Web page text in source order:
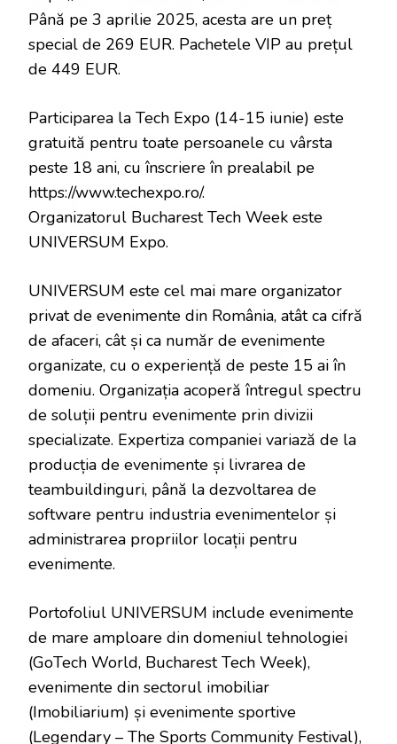
Până pe 3 aprilie 2025, acesta are un preț
special de 269 EUR. Pachetele VIP au prețul
de 449 EUR.
Participarea la Tech Expo (14-15 iunie) este
gratuită pentru toate persoanele cu vârsta
peste 18 ani, cu înscriere în prealabil pe
https://www.techexpo.ro/.
Organizatorul Bucharest Tech Week este
UNIVERSUM Expo.
UNIVERSUM este cel mai mare organizator
privat de evenimente din România, atât ca cifră
de afaceri, cât și ca număr de evenimente
organizate, cu o experiență de peste 15 ai în
domeniu. Organizația acoperă întregul spectru
de soluții pentru evenimente prin divizii
specializate. Expertiza companiei variază de la
producția de evenimente și livrarea de
teambuildinguri, până la dezvoltarea de
software pentru industria evenimentelor și
administrarea propriilor locații pentru
evenimente.
Portofoliul UNIVERSUM include evenimente
de mare amploare din domeniul tehnologiei
(GoTech World, Bucharest Tech Week),
evenimente din sectorul imobiliar
(Imobiliarium) și evenimente sportive
(Legendary – The Sports Community Festival),